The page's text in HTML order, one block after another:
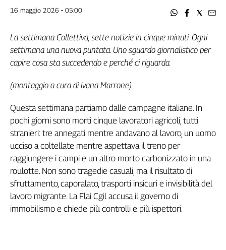
Slc
Inca
Caaf
Speciali
G8
di
Genova,
sangue
della
ragione
120
anni
16 maggio 2026 • 05:00
La settimana Collettiva, sette notizie in cinque minuti. Ogni
settimana una nuova puntata. Uno sguardo giornalistico per
capire cosa sta succedendo e perché ci riguarda.
(montaggio a cura di Ivana Marrone)
Questa settimana partiamo dalle campagne italiane. In
pochi giorni sono morti cinque lavoratori agricoli, tutti
stranieri: tre annegati mentre andavano al lavoro, un uomo
ucciso a coltellate mentre aspettava il treno per
raggiungere i campi e un altro morto carbonizzato in una
roulotte. Non sono tragedie casuali, ma il risultato di
sfruttamento, caporalato, trasporti insicuri e invisibilità del
lavoro migrante. La Flai Cgil accusa il governo di
immobilismo e chiede più controlli e più ispettori.